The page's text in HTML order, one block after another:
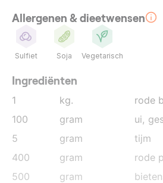
Allergenen & dieetwensen
Sulfiet Soja Vegetarisch
Ingrediënten
1 kg.
rode
100
gram ui,
5
gram
tijm
400
gram
rode
500
gram